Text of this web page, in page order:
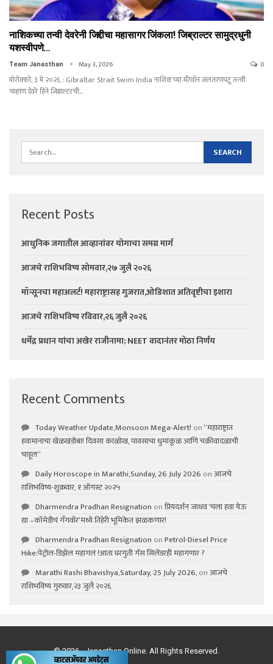
नाशिकच्या तन्वी देवरेनी जिद्दीचा महासागर जिंकला! जिब्राल्टर सामुद्रधुनी
यशस्वीपणे…
Team Janasthan May 3, 2026 0
मोरोक्को, ३ मे २०२६ : Gibraltar Strait Swim India नाशिकच्या मॅरेथॉन जलतरणपटू तन्वी
चव्हाण देवरे हिने जिब्राल्टरची…
Recent Posts
आधुनिक जगातील आव्हानांवर योगाचा समग्र मार्ग
आजचे राशिभविष्य सोमवार,२७ जुलै २०२६
मॉन्सूनचा महाअलर्ट! महाराष्ट्रासह गुजरात,ओडिशात अतिवृष्टीचा इशारा
आजचे राशिभविष्य रविवार,२६ जुलै २०२६
धर्मेंद्र प्रधान यांचा अखेर राजीनामा; NEET वादानंतर मोठा निर्णय
Recent Comments
Today Weather Update,Monsoon Mega-Alert! on“महाराष्ट्रात
हवामानाचा खेळखंडोबा! दिवसा काळोख, पावसाचा धुमाकूळ आणि चक्रीवादळाची
चाहूल”
Daily Horoscope in Marathi,Sunday, 26 July 2026 onआजचे
राशिभविष्य-शुक्रवार, १ ऑगस्ट २०२५
Dharmendra Pradhan Resignation onप्रियदर्शन जाधव ‘चला हवा येऊ
द्या –कॉमेडीचं गॅंगवॉर’मध्ये तिहेरी भूमिकेत झळकणार!
Dharmendra Pradhan Resignation onPetrol-Diesel Price
Hike:पेट्रोल-डिझेल महागलं !आता घरगुती गॅस सिलेंडरही महागणार ?
Marathi Rashi Bhavishya,Saturday, 25 July 2026,onआजचे
राशिभविष्य गुरुवार,२३ जुलै २०२६
© 2026 - Janasthan Online. All Rights Reserved.